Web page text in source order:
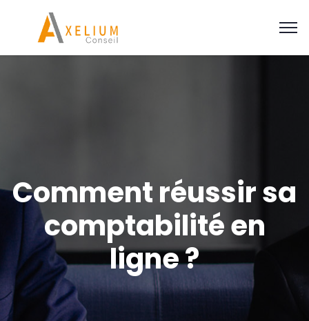
Comment réussir sa
comptabilité en
ligne ?